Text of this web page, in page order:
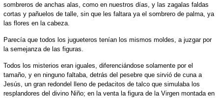
sombreros de anchas alas, como en nuestros días, y las zagalas faldas
cortas y pañuelos de talle, sin que les faltara ya el sombrero de palma, ya
las flores en la cabeza.
Parecía que todos los jugueteros tenían los mismos moldes, a juzgar por
la semejanza de las figuras.
Todos los misterios eran iguales, diferenciándose solamente por el
tamaño, y en ninguno faltaba, detrás del pesebre que sirvió de cuna a
Jesús, un gran redondel lleno de pedacitos de talco que simulaba los
resplandores del divino Niño; en la venta la figura de la Virgen montada en